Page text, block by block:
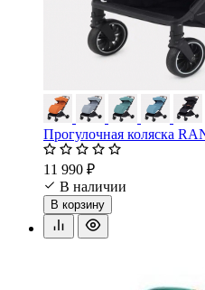
Прогулочная коляска
11 990 ₽
В наличии
В корзину